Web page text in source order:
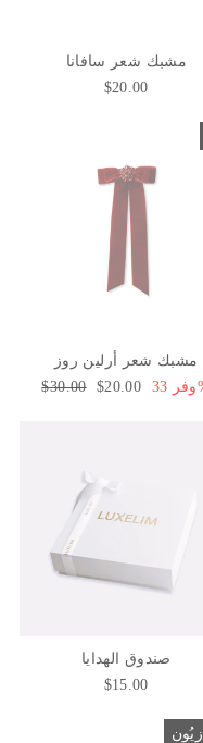
مشبك شعر سافانا
$20.00
مشبك شعر أرلين روز
السعر
$30.00 سعر
$20.00
صندوق الهدايا
$15.00